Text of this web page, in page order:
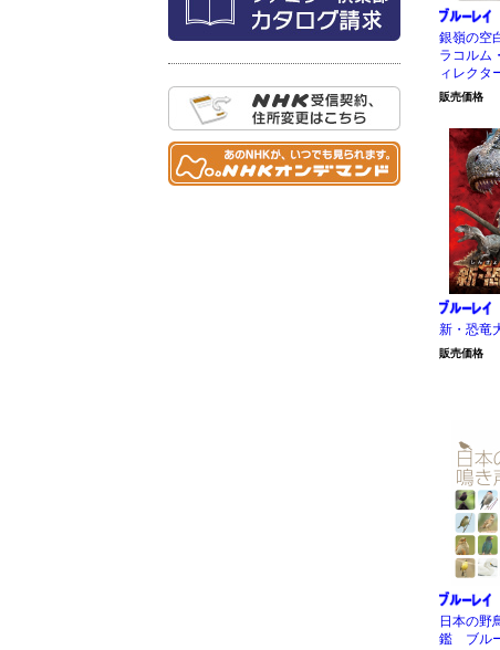
銀嶺の空
ラコルム
ィレクタ
販売価格
新・恐竜
販売価格
日本の野
鑑 ブル